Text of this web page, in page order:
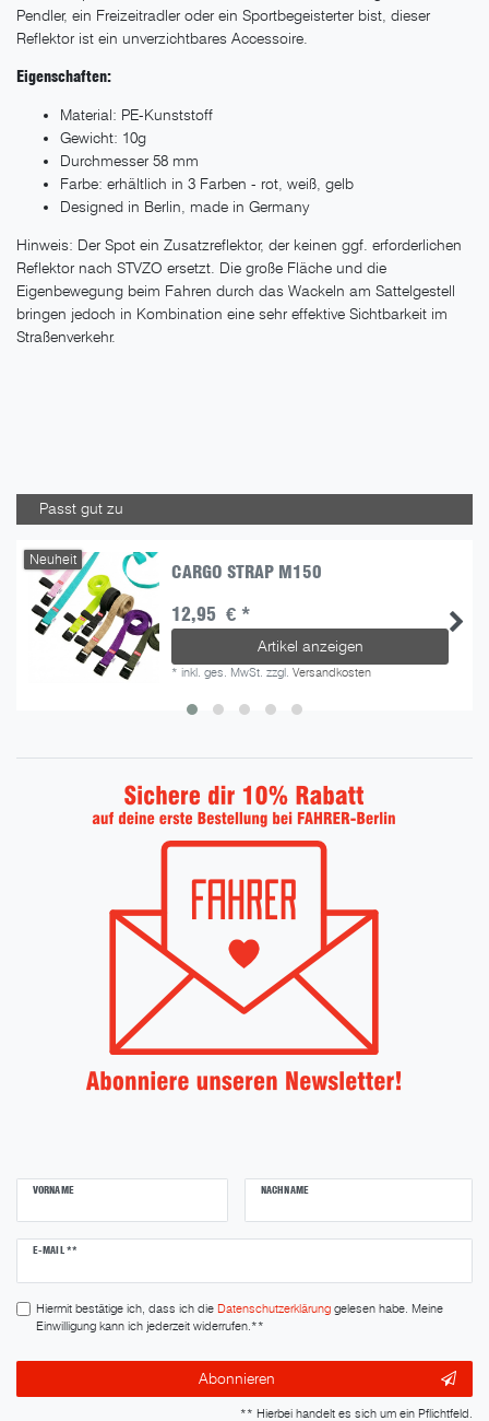
Pendler, ein Freizeitradler oder ein Sportbegeisterter bist, dieser
Reflektor ist ein unverzichtbares Accessoire.
Eigenschaften:
Material: PE-Kunststoff
Gewicht: 10g
Durchmesser 58 mm
Farbe: erhältlich in 3 Farben - rot, weiß, gelb
Designed in Berlin, made in Germany
Hinweis: Der Spot ein Zusatzreflektor, der keinen ggf. erforderlichen
Reflektor nach STVZO ersetzt. Die große Fläche und die
Eigenbewegung beim Fahren durch das Wackeln am Sattelgestell
bringen jedoch in Kombination eine sehr effektive Sichtbarkeit im
Straßenverkehr.
Passt gut zu
Neuheit
CARGO STRAP M150
12,95 € *
Artikel anzeigen
*inkl. ges. MwSt. zzgl.Versandkosten
VORNAME NACHNAME
E-MAIL **
Newsletter
Hiermit bestätige ich, dass ich die Daten­schutz­erklärunggelesen habe. Meine
Einwilligung kann ich jederzeit widerrufen.**
Abonnieren
** Hierbei handelt es sich um ein Pflichtfeld.